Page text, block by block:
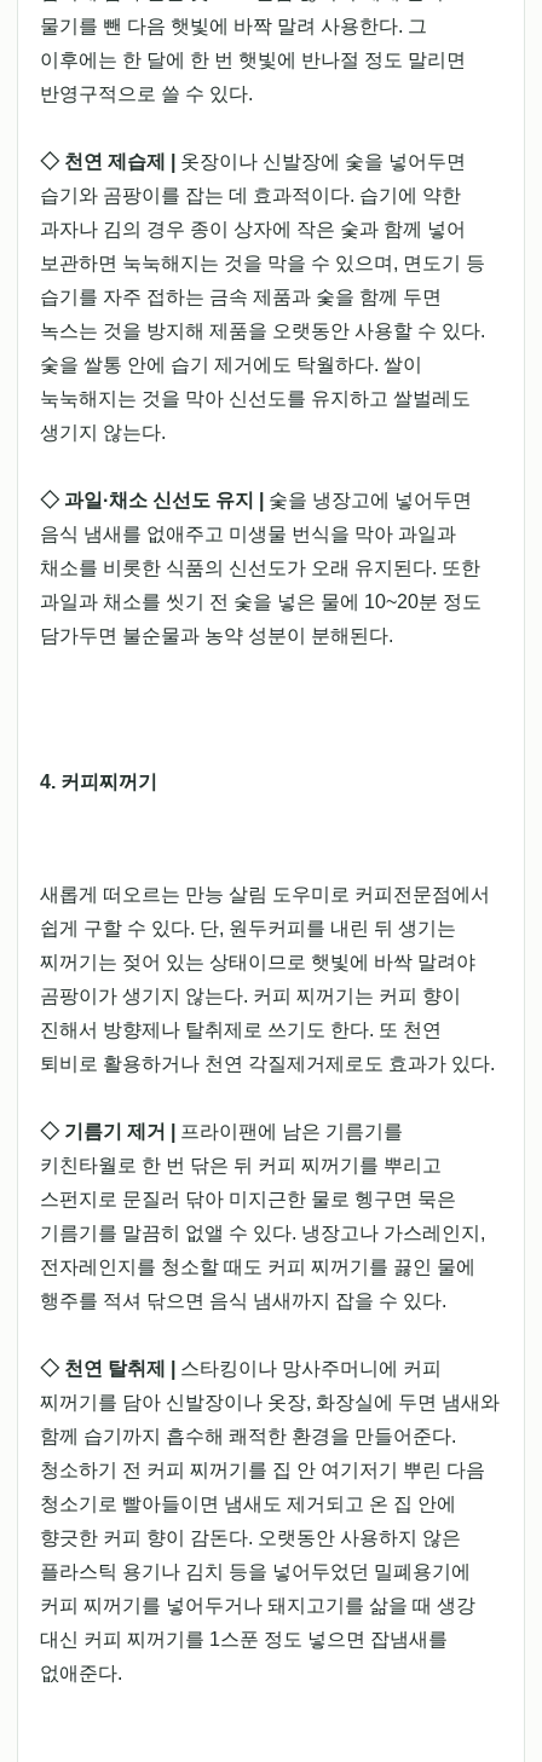
물기를 뺀 다음 햇빛에 바짝 말려 사용한다. 그
이후에는 한 달에 한 번 햇빛에 반나절 정도 말리면
반영구적으로 쓸 수 있다.
◇ 천연 제습제 | 옷장이나 신발장에 숯을 넣어두면
습기와 곰팡이를 잡는 데 효과적이다. 습기에 약한
과자나 김의 경우 종이 상자에 작은 숯과 함께 넣어
보관하면 눅눅해지는 것을 막을 수 있으며, 면도기 등
습기를 자주 접하는 금속 제품과 숯을 함께 두면
녹스는 것을 방지해 제품을 오랫동안 사용할 수 있다.
숯을 쌀통 안에 습기 제거에도 탁월하다. 쌀이
눅눅해지는 것을 막아 신선도를 유지하고 쌀벌레도
생기지 않는다.
◇ 과일·채소 신선도 유지 | 숯을 냉장고에 넣어두면
음식 냄새를 없애주고 미생물 번식을 막아 과일과
채소를 비롯한 식품의 신선도가 오래 유지된다. 또한
과일과 채소를 씻기 전 숯을 넣은 물에 10~20분 정도
담가두면 불순물과 농약 성분이 분해된다.
4. 커피찌꺼기
새롭게 떠오르는 만능 살림 도우미로 커피전문점에서
쉽게 구할 수 있다. 단, 원두커피를 내린 뒤 생기는
찌꺼기는 젖어 있는 상태이므로 햇빛에 바싹 말려야
곰팡이가 생기지 않는다. 커피 찌꺼기는 커피 향이
진해서 방향제나 탈취제로 쓰기도 한다. 또 천연
퇴비로 활용하거나 천연 각질제거제로도 효과가 있다.
◇ 기름기 제거 |
프라이팬에 남은 기름기를
키친타월로 한 번 닦은 뒤 커피 찌꺼기를 뿌리고
스펀지로 문질러 닦아 미지근한 물로 헹구면 묵은
기름기를 말끔히 없앨 수 있다. 냉장고나 가스레인지,
전자레인지를 청소할 때도 커피 찌꺼기를 끓인 물에
행주를 적셔 닦으면 음식 냄새까지 잡을 수 있다.
◇ 천연 탈취제 | 스타킹이나 망사주머니에 커피
찌꺼기를 담아 신발장이나 옷장, 화장실에 두면 냄새와
함께 습기까지 흡수해 쾌적한 환경을 만들어준다.
청소하기 전 커피 찌꺼기를 집 안 여기저기 뿌린 다음
청소기로 빨아들이면 냄새도 제거되고 온 집 안에
향긋한 커피 향이 감돈다. 오랫동안 사용하지 않은
플라스틱 용기나 김치 등을 넣어두었던 밀폐용기에
커피 찌꺼기를 넣어두거나 돼지고기를 삶을 때 생강
대신 커피 찌꺼기를 1스푼 정도 넣으면 잡냄새를
없애준다.